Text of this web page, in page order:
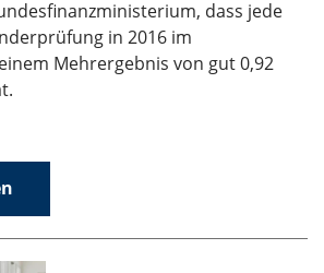
dass jede
in 2016 im
Mehrergebnis von gut 0,92